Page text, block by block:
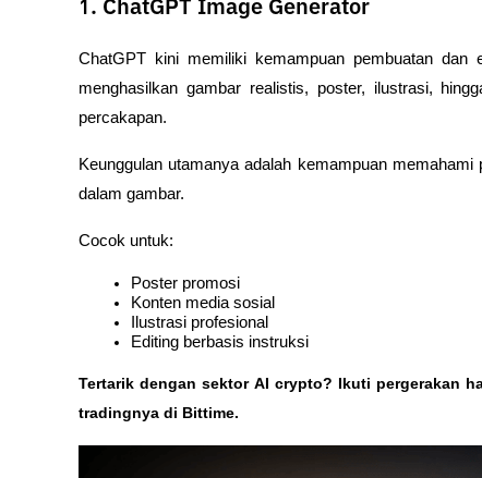
1. ChatGPT Image Generator
ChatGPT kini memiliki kemampuan pembuatan
menghasilkan gambar realistis, poster, ilustrasi,
percakapan.
Keunggulan utamanya adalah kemampuan
dalam gambar.
Cocok untuk:
Poster promosi
Konten media sosial
Ilustrasi profesional
Editing berbasis instruksi
Tertarik dengan sektor AI crypto? Ikuti pergerakan
tradingnya di Bittime.